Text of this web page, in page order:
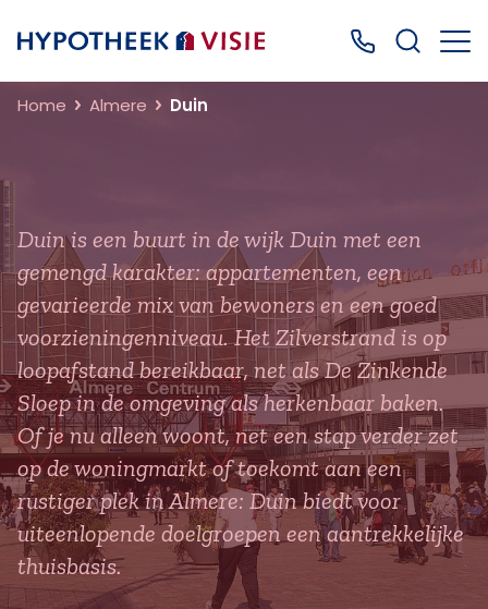
Terug naar home Bel ons: 0499
Home Almere Duin
Duin is een buurt in de wijk Duin met een
gemengd karakter: appartementen, een
gevarieerde mix van bewoners en een goed
voorzieningenniveau. Het Zilverstrand is op
loopafstand bereikbaar, net als De Zinkende
Sloep in de omgeving als herkenbaar baken.
Of je nu alleen woont, net een stap verder zet
op de woningmarkt of toekomt aan een
rustiger plek in Almere: Duin biedt voor
uiteenlopende doelgroepen een aantrekkelijke
thuisbasis.